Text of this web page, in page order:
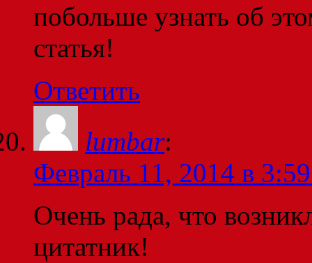
побольше узнать об
статья!
Ответить
lumbar:
Февраль 11, 2014 в
Очень рада, что
цитатник!